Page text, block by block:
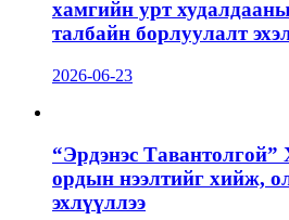
хамгийн урт
талбайн борлуулалт
2026-06-23
“Эрдэнэс
ордын нээлтийг хийж,
эхлүүллээ